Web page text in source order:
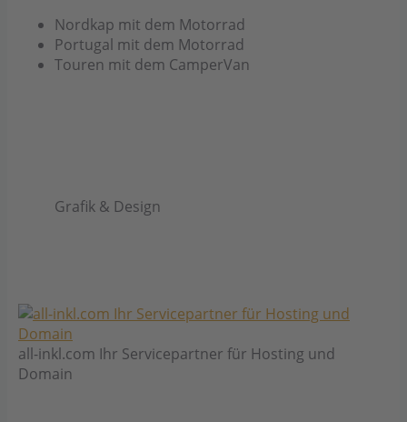
Nordkap mit dem Motorrad
Portugal mit dem Motorrad
Touren mit dem CamperVan
Grafik & Design
all-inkl.com Ihr Servicepartner für Hosting und
Domain